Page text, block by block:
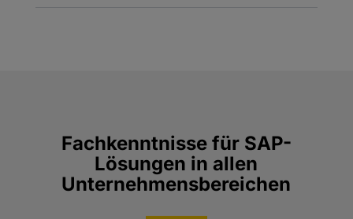
Fachkenntnisse für SAP-
Lösungen in allen
Unternehmensbereichen